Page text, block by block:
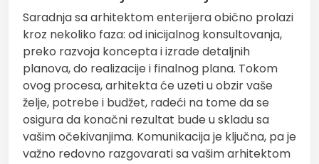
Saradnja sa arhitektom enterijera obično prolazi
kroz nekoliko faza: od inicijalnog konsultovanja,
preko razvoja koncepta i izrade detaljnih
planova, do realizacije i finalnog plana. Tokom
ovog procesa, arhitekta će uzeti u obzir vaše
želje, potrebe i budžet, radeći na tome da se
osigura da konačni rezultat bude u skladu sa
vašim očekivanjima. Komunikacija je ključna, pa je
važno redovno razgovarati sa vašim arhitektom